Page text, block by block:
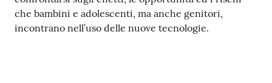
che bambini e adolescenti, ma anche genitori,
incontrano nell’uso delle nuove tecnologie.